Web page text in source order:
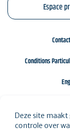
Espace
Contact
Conditions
Deze site
controle over